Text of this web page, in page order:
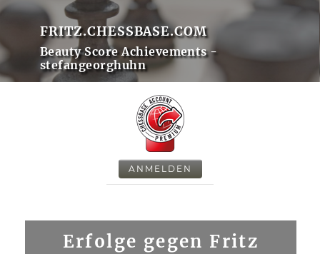
FRITZ.CHESSBASE.COM
Beauty Score Achievements -
stefangeorghuhn
ANMELDEN
Erfolge gegen Fritz